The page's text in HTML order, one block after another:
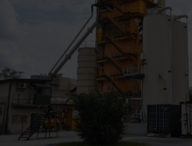
Skoči na glavni sadržaj